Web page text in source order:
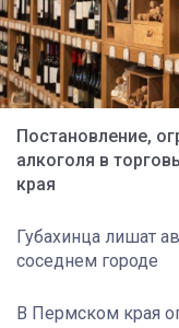
Постановление,
алкоголя в
края
Губахинца лишат
соседнем городе
В Пермском края